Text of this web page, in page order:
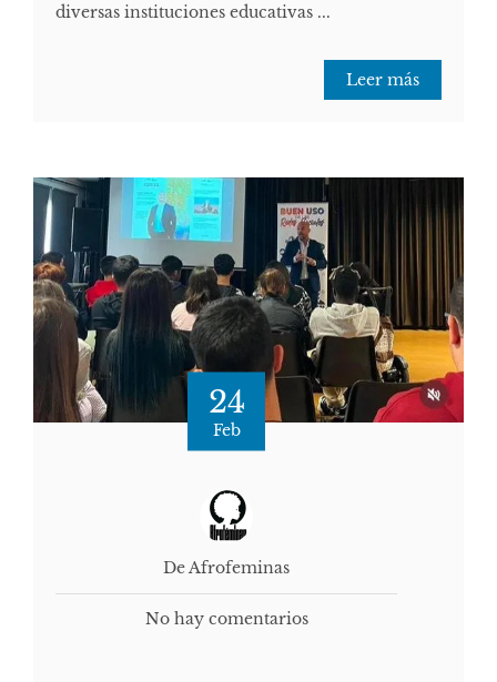
diversas instituciones educativas ...
Leer más
24
Feb
De Afrofeminas
No hay comentarios